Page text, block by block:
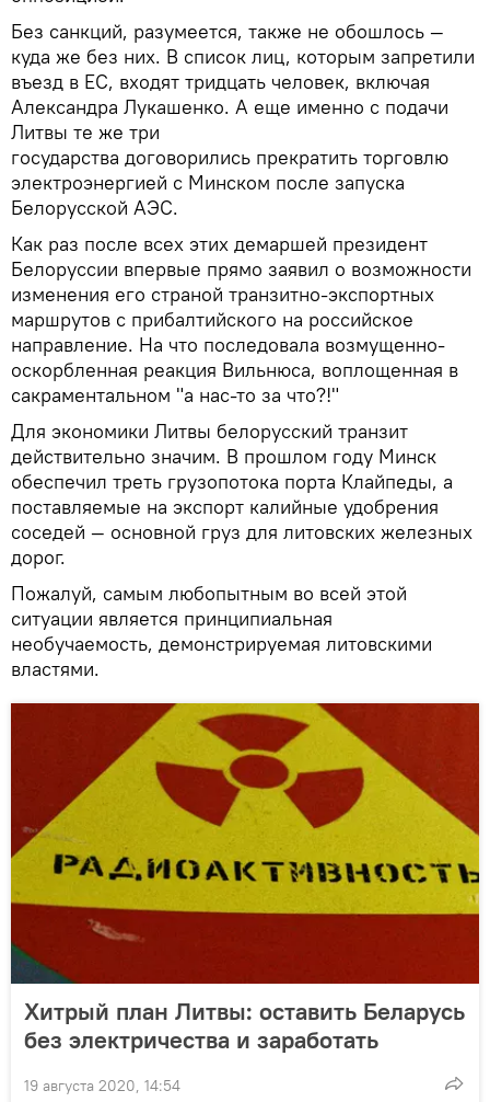
Без санкций, разумеется, также не обошлось —
куда же без них. В список лиц, которым запретили
въезд в ЕС, входят тридцать человек, включая
Александра Лукашенко. А еще именно с подачи
Литвы те же три
государства договорились прекратить торговлю
электроэнергией с Минском после запуска
Белорусской АЭС.
Как раз после всех этих демаршей президент
Белоруссии впервые прямо заявил о возможности
изменения его страной транзитно-экспортных
маршрутов с прибалтийского на российское
направление. На что последовала возмущенно-
оскорбленная реакция Вильнюса, воплощенная в
сакраментальном "а нас-то за что?!"
Для экономики Литвы белорусский транзит
действительно значим. В прошлом году Минск
обеспечил треть грузопотока порта Клайпеды, а
поставляемые на экспорт калийные удобрения
соседей — основной груз для литовских железных
дорог.
Пожалуй, самым любопытным во всей этой
ситуации является принципиальная
необучаемость, демонстрируемая литовскими
властями.
Хитрый план Литвы: оставить Беларусь
без электричества и заработать
19 августа 2020, 14:54